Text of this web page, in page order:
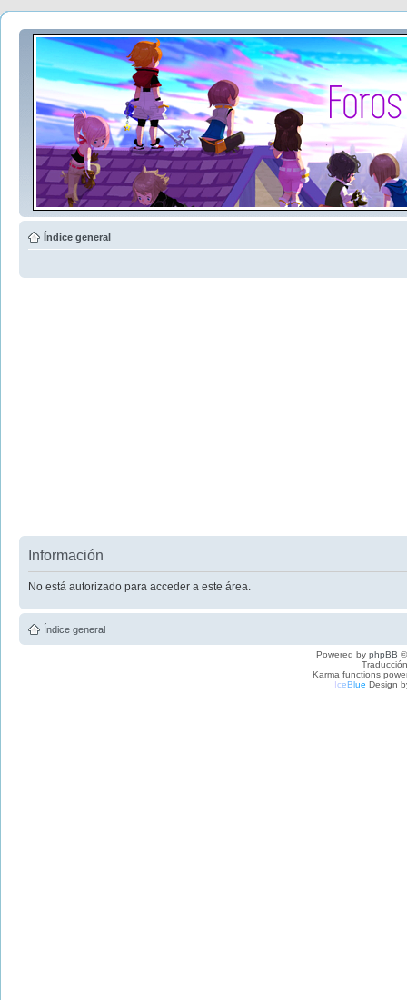
Índice general
Información
No está autorizado para acceder a este área.
Índice general
Powered by phpBB
Karma functions
IceBlue Design